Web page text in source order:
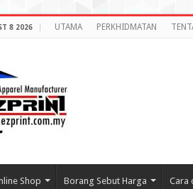
8 2026 UTAMA PERKHIDMATAN
Shop Borang Sebut Harga Cara